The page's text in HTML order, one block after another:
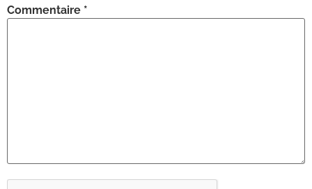
Commentaire *